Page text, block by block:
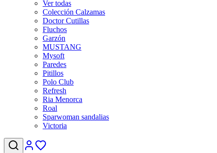
Ver todas
Colección Calzamas
Doctor Cutillas
Fluchos
Garzón
MUSTANG
Mysoft
Paredes
Pitillos
Polo Club
Refresh
Ria Menorca
Roal
Sparwoman sandalias
Victoria